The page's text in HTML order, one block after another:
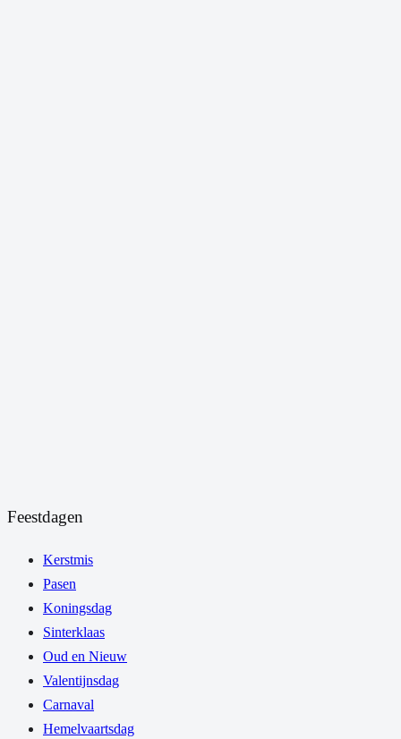
Feestdagen
Kerstmis
Pasen
Koningsdag
Sinterklaas
Oud en Nieuw
Valentijnsdag
Carnaval
Hemelvaartsdag